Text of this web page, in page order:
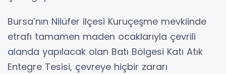
Bursa’nın Nilüfer ilçesi Kuruçeşme mevkiinde
etrafı tamamen maden ocaklarıyla çevrili
alanda yapılacak olan Batı Bölgesi Katı Atık
Entegre Tesisi, çevreye hiçbir zararı